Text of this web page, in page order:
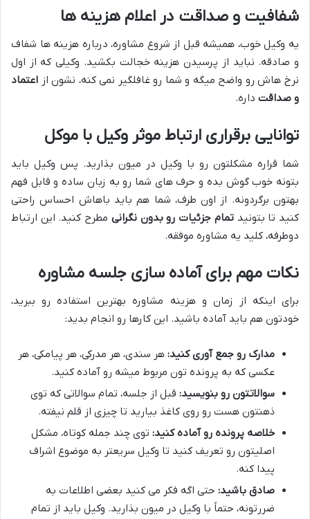
شفافیت و صداقت در اعلام هزینه ها
یه وکیل خوب، همیشه قبل از شروع مشاوره، درباره هزینه ها شفاف
و صادقه. نباید از پرسیدن هزینه خجالت بکشید. وکیلی که از اول
نرخ هاش رو واضح میگه و شما رو غافلگیر نمی کنه، نشون از اعتماد
و صداقت داره.
توانایی برقراری ارتباط موثر وکیل با موکل
شما قراره مشکلتون رو با وکیل در میون بذارید. پس وکیل باید
بتونه خوب گوش بده و حرف های شما رو به زبان ساده و قابل فهم
بهتون برگردونه. از اون طرف، شما هم باید باهاش احساس راحتی
کنید تا بتونیدتمام جزئیات رو بدون نگرانی مطرح کنید. این ارتباط
دوطرفه، کلید یه مشاوره موفقه.
نکات مهم برای آماده سازی جلسه مشاوره
برای اینکه از زمان و هزینه مشاوره بهترین استفاده رو ببرید،
خودتون هم باید آماده باشید. این کارها رو انجام بدید:
مدارک رو جمع آوری کنید: هر سندی، هر مدرکی، هر پیامکی، هر
عکسی که به پرونده تون مربوط میشه رو آماده کنید.
سوالاتتون رو بنویسید: قبل از جلسه، تمام سوالاتی که توی
ذهنتون هست رو روی کاغذ بیارید تا چیزی از قلم نیفته.
خلاصه پرونده رو آماده کنید: توی چند جمله کوتاه، مشکل
اصلیتون رو تعریف کنید تا وکیل سریعتر به موضوع اشراف
پیدا کنه.
صادق باشید: حتی اگه فکر می کنید بعضی اطلاعات به
ضررتونه، حتماً با وکیل در میون بذارید. وکیل باید از تمام